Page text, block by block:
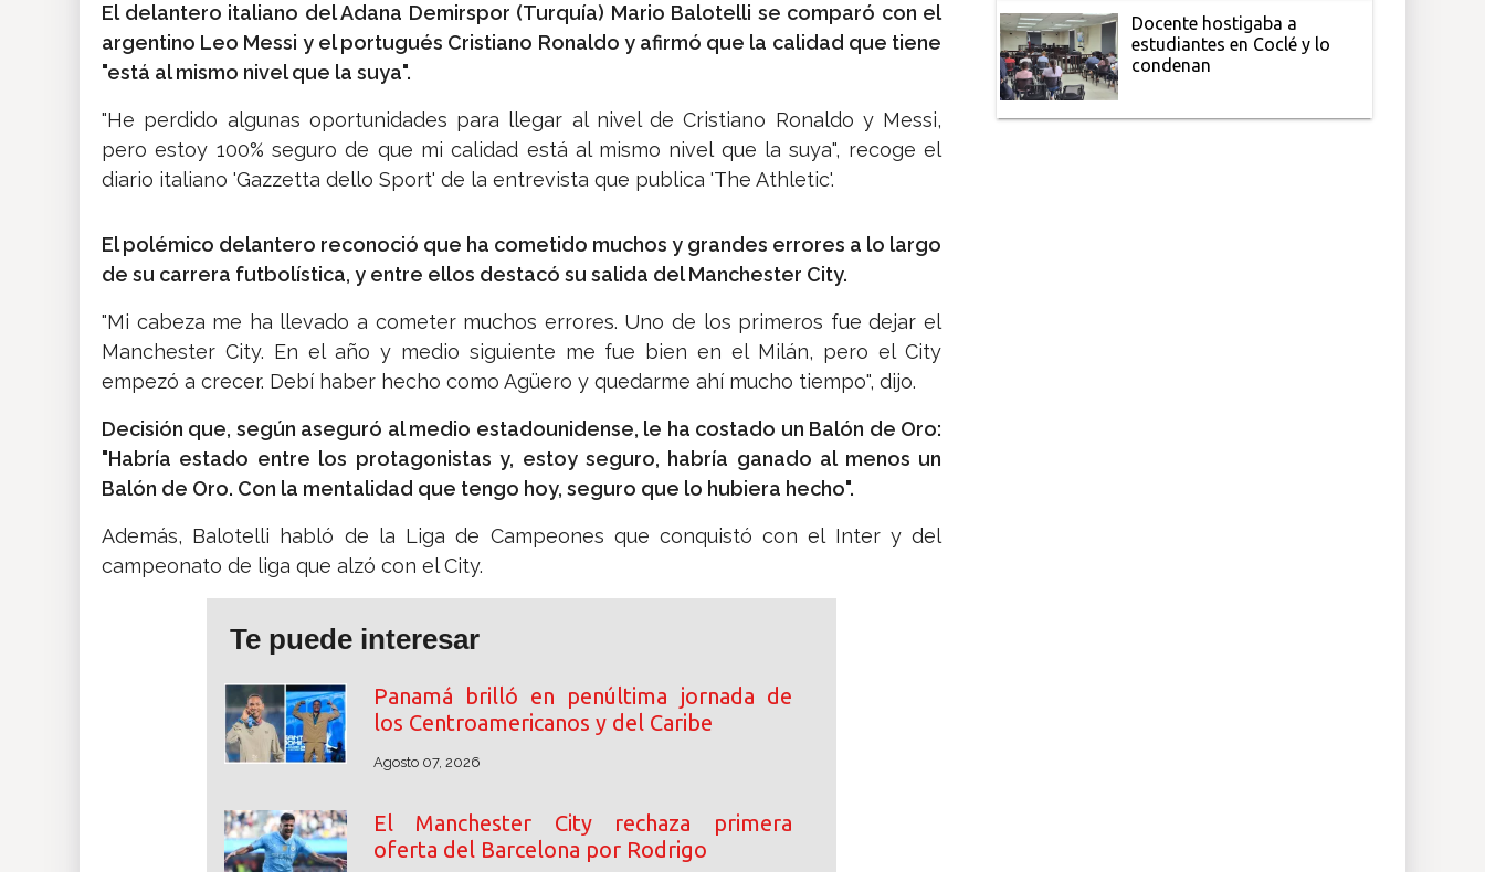
El delantero italiano del Adana Demirspor (Turquía) Mario Balotelli se comparó con el
argentino Leo Messi y el portugués Cristiano Ronaldo y afirmó que la calidad que tiene
"está al mismo nivel que la suya".
"He perdido algunas oportunidades para llegar al nivel de Cristiano Ronaldo y Messi,
pero estoy 100% seguro de que mi calidad está al mismo nivel que la suya", recoge el
diario italiano 'Gazzetta dello Sport' de la entrevista que publica 'The Athletic'.
El polémico delantero reconoció que ha cometido muchos y grandes errores a lo largo
de su carrera futbolística, y entre ellos destacó su salida del Manchester City.
"Mi cabeza me ha llevado a cometer muchos errores. Uno de los primeros fue dejar el
Manchester City. En el año y medio siguiente me fue bien en el Milán, pero el City
empezó a crecer. Debí haber hecho como Agüero y quedarme ahí mucho tiempo", dijo.
Decisión que, según aseguró al medio estadounidense, le ha costado un Balón de Oro:
"Habría estado entre los protagonistas y, estoy seguro, habría ganado al menos un
Balón de Oro. Con la mentalidad que tengo hoy, seguro que lo hubiera hecho".
Además, Balotelli habló de la Liga de Campeones que conquistó con el Inter y del
campeonato de liga que alzó con el City.
Te puede interesar
Panamá brilló en penúltima jornada de
los Centroamericanos y del Caribe
Agosto 07, 2026
El Manchester City rechaza primera
oferta del Barcelona por Rodrigo
Docente hostigaba a
estudiantes en Coclé y lo
condenan